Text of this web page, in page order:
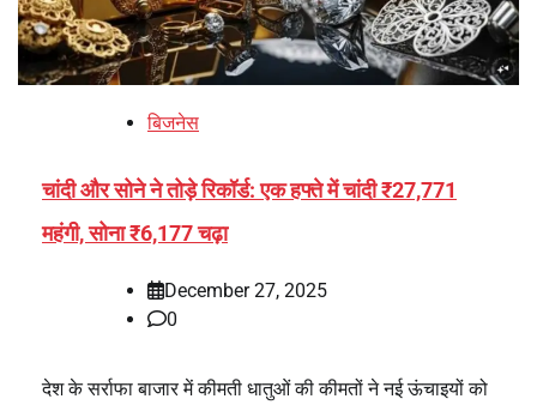
बिजनेस
चांदी और सोने ने तोड़े रिकॉर्ड: एक हफ्ते में चांदी ₹27,771
महंगी, सोना ₹6,177 चढ़ा
December 27, 2025
0
देश के सर्राफा बाजार में कीमती धातुओं की कीमतों ने नई ऊंचाइयों को